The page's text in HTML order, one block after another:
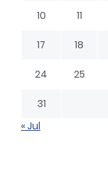
10 11
17 18
24 25
31
« Jul